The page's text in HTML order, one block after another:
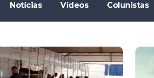
Notícias Vídeos Colunistas